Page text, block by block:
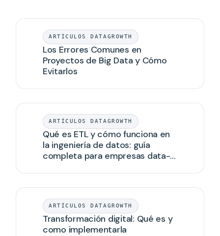
ARTÍCULOS DATAGROWTH
Los Errores Comunes en
Proyectos de Big Data y Cómo
Evitarlos
ARTÍCULOS DATAGROWTH
Qué es ETL y cómo funciona en
la ingeniería de datos: guía
completa para empresas data-
ARTÍCULOS DATAGROWTH
Transformación digital: Qué es y
como implementarla